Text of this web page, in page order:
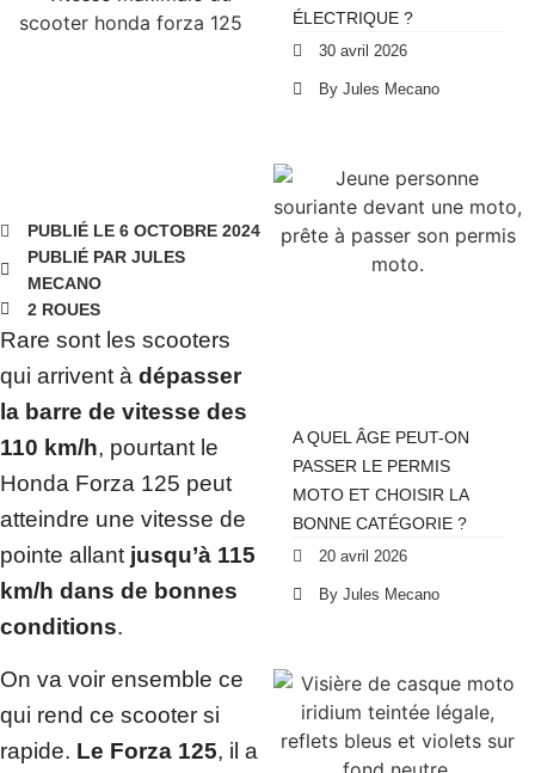
PUBLIÉ LE 6 OCTOBRE 2024
PUBLIÉ PAR JULES
MECANO
2 ROUES
Rare sont les scooters
qui arrivent à dépasser
la barre de vitesse des
110 km/h, pourtant le
Honda Forza 125 peut
atteindre une vitesse de
pointe allant jusqu’à 115
km/h dans de bonnes
conditions.
On va voir ensemble ce
qui rend ce scooter si
rapide. Le Forza 125, il a
ÉLECTRIQUE ?
30 avril 2026
By Jules Mecano
A QUEL ÂGE PEUT-ON
PASSER LE PERMIS
MOTO ET CHOISIR LA
BONNE CATÉGORIE ?
20 avril 2026
By Jules Mecano